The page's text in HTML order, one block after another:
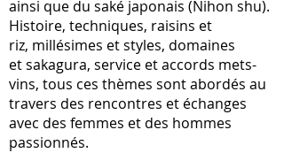
ainsi que du saké japonais (Nihon shu).
Histoire, techniques, raisins et
riz, millésimes et styles, domaines
et sakagura, service et accords mets-
vins, tous ces thèmes sont abordés au
travers des rencontres et échanges
avec des femmes et des hommes
passionnés.